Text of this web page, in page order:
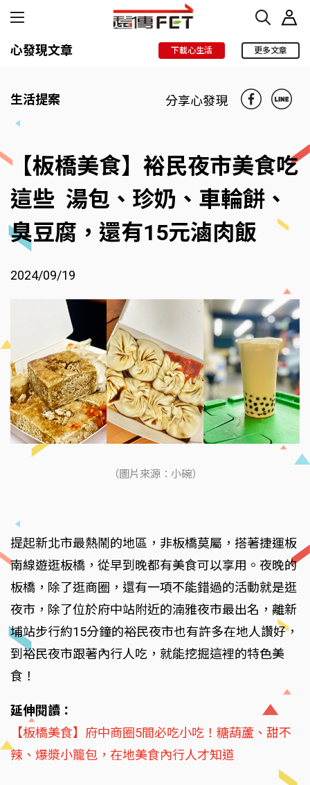
心發現文章 下載心生活 更多文章
生活提案 分享心發現
【板橋美食】裕民夜市美食吃
這些 湯包、珍奶、車輪餅、
臭豆腐，還有15元滷肉飯
2024/09/19
（圖片來源：小碗）
提起新北市最熱鬧的地區，非板橋莫屬，搭著捷運板
南線遊逛板橋，從早到晚都有美食可以享用。夜晚的
板橋，除了逛商圈，還有一項不能錯過的活動就是逛
夜市，除了位於府中站附近的湳雅夜市最出名，離新
埔站步行約15分鐘的裕民夜市也有許多在地人讚好，
到裕民夜市跟著內行人吃，就能挖掘這裡的特色美
食！
延伸閱讀：
【板橋美食】府中商圈5間必吃小吃！糖葫蘆、甜不
辣、爆漿小籠包，在地美食內行人才知道